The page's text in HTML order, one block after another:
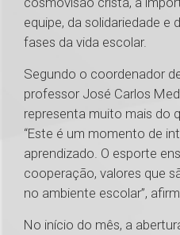
equipe, da solidariedade e
fases da vida escolar.
Segundo o coordenador
professor José Carlos
representa muito mais do
“Este é um momento de
aprendizado. O esporte
cooperação, valores que
no ambiente escolar”,
No início do mês, a